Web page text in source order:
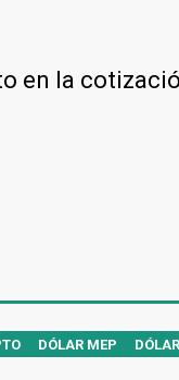
en la
DÓLAR MEP